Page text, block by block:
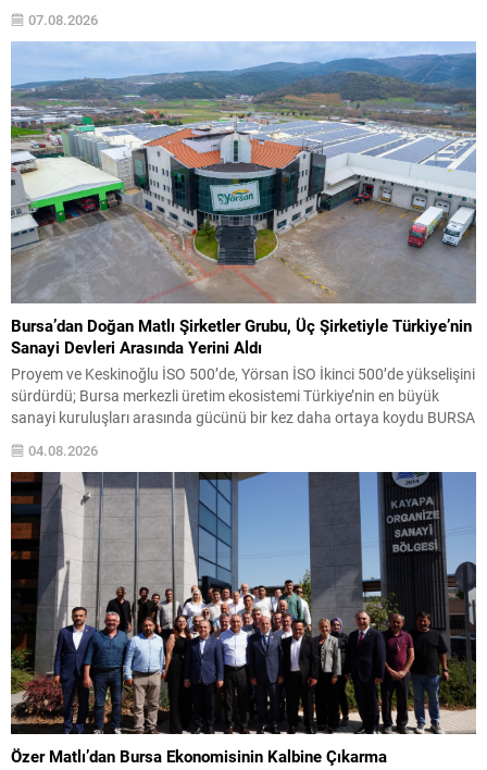
ediliyor; firmalara ise tanıtım, sipariş karşılama, sektörel heyet desteği
ve pazaryeri komisyon giderleri gibi çeşitli destekler sağlanıyor.
Hâlihazırda 60...
07.08.2026
Bursa’dan Doğan Matlı Şirketler Grubu, Üç Şirketiyle Türkiye’nin
Sanayi Devleri Arasında Yerini Aldı
Proyem ve Keskinoğlu İSO 500’de, Yörsan İSO İkinci 500’de yükselişini
sürdürdü; Bursa merkezli üretim ekosistemi Türkiye’nin en büyük
sanayi kuruluşları arasında gücünü bir kez daha ortaya koydu BURSA
– Türkiye’nin köklü sanayi ve tarım-gıda gruplarından biri olan Matlı
Şirketler Grubu, İstanbul Sanayi Odası (İSO) tarafından açıklanan
“Türkiye’nin 500 Büyük Sanayi...
04.08.2026
Özer Matlı’dan Bursa Ekonomisinin Kalbine Çıkarma